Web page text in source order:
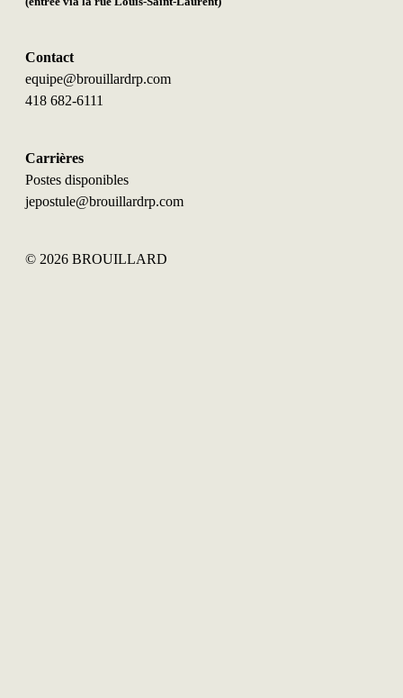
© 2026 BROUILLARD
Contact
equipe@brouillardrp.com
418 682-6111
Carrières
Postes disponibles
jepostule@brouillardrp.com